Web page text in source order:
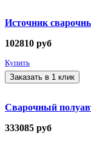
Источник
102810 руб
Купить
Заказать в 1 клик
Сварочный
333085 руб